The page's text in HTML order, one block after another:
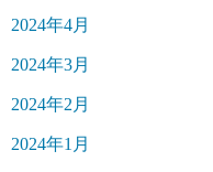
2024年4月
2024年3月
2024年2月
2024年1月